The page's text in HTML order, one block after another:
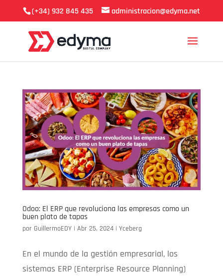
(+34) 932 845 435 administracion@edyma.net
Odoo: El ERP que revoluciona las empresas como un
buen plato de tapas
por GuillermoEDY| Abr 25, 2024| Yceberg
En el mundo de la gestión empresarial, los
sistemas ERP (Enterprise Resource Planning)